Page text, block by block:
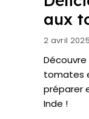
aux
2 avril 2025
tomates
préparer
Inde !